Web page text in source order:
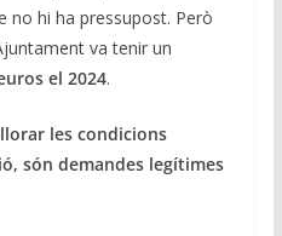
no hi ha pressupost. Però
va tenir un
el 2024.
les condicions
són demandes legítimes